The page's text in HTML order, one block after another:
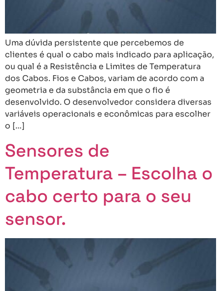
Uma dúvida persistente que percebemos de
clientes é qual o cabo mais indicado para aplicação,
ou qual é a Resistência e Limites de Temperatura
dos Cabos. Fios e Cabos, variam de acordo com a
geometria e da substância em que o fio é
desenvolvido. O desenvolvedor considera diversas
variáveis operacionais e econômicas para escolher
o […]
Sensores de
Temperatura – Escolha o
cabo certo para o seu
sensor.